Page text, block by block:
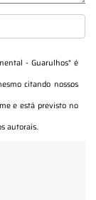
- Guarulhos" é
citando nossos
e está previsto no
autorais.